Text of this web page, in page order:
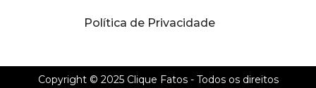
Política de Privacidade
Copyright © 2025 Clique Fatos- Todos os direitos